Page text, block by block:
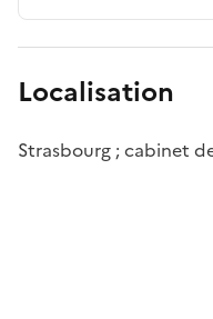
Localisation
Strasbourg ; cabinet